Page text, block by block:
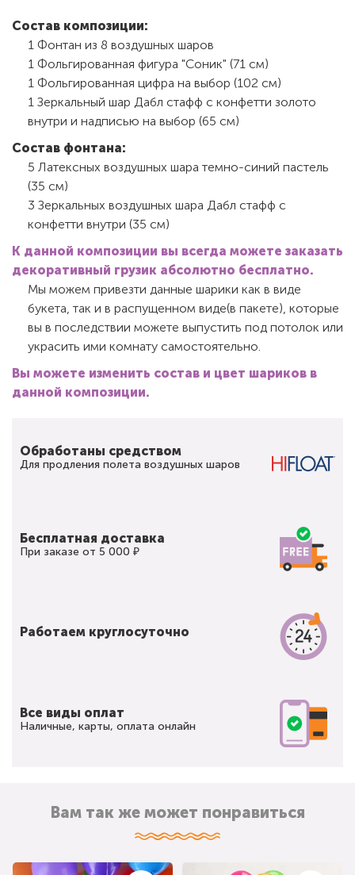
Состав композиции:
1 Фонтан из 8 воздушных шаров
1 Фольгированная фигура "Соник" (71 см)
1 Фольгированная цифра на выбор (102 см)
1 Зеркальный шар Дабл стафф с конфетти золото
внутри и надписью на выбор (65 см)
Состав фонтана:
5 Латексных воздушных шара темно-синий пастель
(35 см)
3 Зеркальных воздушных шара Дабл стафф с
конфетти внутри (35 см)
К данной композиции вы всегда можете заказать
декоративный грузик абсолютно бесплатно.
Мы можем привезти данные шарики как в виде
букета, так и в распущенном виде(в пакете), которые
вы в последствии можете выпустить под потолок или
украсить ими комнату самостоятельно.
Вы можете изменить состав и цвет шариков в
данной композиции.
Обработаны средством
Для продления полета воздушных шаров
Бесплатная доставка
При заказе от 5 000 ₽
Работаем круглосуточно
Все виды оплат
Наличные, карты, оплата онлайн
Вам так же может понравиться